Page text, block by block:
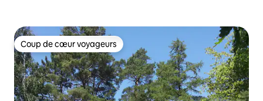
Coup de cœur voyageurs
Coup de cœur voyageurs